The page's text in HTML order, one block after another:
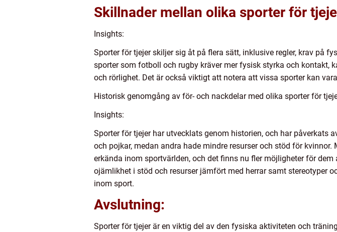
Skillnader mellan olika sporter för
Insights:
Sporter för tjejer skiljer sig åt på flera sätt, inklusive regler, krav på
sporter som fotboll och rugby kräver mer fysisk styrka och kontakt,
och rörlighet. Det är också viktigt att notera att vissa sporter kan
Historisk genomgång av för- och nackdelar med olika sporter för
Insights:
Sporter för tjejer har utvecklats genom historien, och har påverkats
och pojkar, medan andra hade mindre resurser och stöd för
erkända inom sportvärlden, och det finns nu fler möjligheter för
ojämlikhet i stöd och resurser jämfört med herrar samt stereotyper
inom sport.
Avslutning:
Sporter för tjejer är en viktig del av den fysiska aktiviteten och